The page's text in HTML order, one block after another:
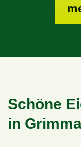
Schöne
in